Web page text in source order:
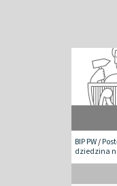
BIP PW/
dziedzina